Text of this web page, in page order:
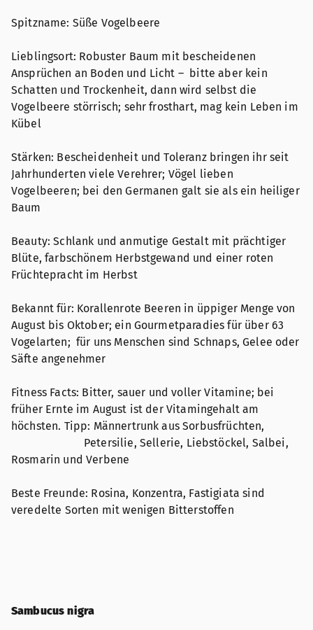
Spitzname: Süße Vogelbeere
Lieblingsort: Robuster Baum mit bescheidenen
Ansprüchen an Boden und Licht – bitte aber kein
Schatten und Trockenheit, dann wird selbst die
Vogelbeere störrisch; sehr frosthart, mag kein Leben im
Kübel
Stärken: Bescheidenheit und Toleranz bringen ihr seit
Jahrhunderten viele Verehrer; Vögel lieben
Vogelbeeren; bei den Germanen galt sie als ein heiliger
Baum
Beauty: Schlank und anmutige Gestalt mit prächtiger
Blüte, farbschönem Herbstgewand und einer roten
Früchtepracht im Herbst
Bekannt für: Korallenrote Beeren in üppiger Menge von
August bis Oktober; ein Gourmetparadies für über 63
Vogelarten; für uns Menschen sind Schnaps, Gelee oder
Säfte angenehmer
Fitness Facts: Bitter, sauer und voller Vitamine; bei
früher Ernte im August ist der Vitamingehalt am
höchsten. Tipp: Männertrunk aus Sorbusfrüchten,
Petersilie, Sellerie, Liebstöckel, Salbei,
Rosmarin und Verbene
Beste Freunde: Rosina, Konzentra, Fastigiata sind
veredelte Sorten mit wenigen Bitterstoffen
Sambucus nigra